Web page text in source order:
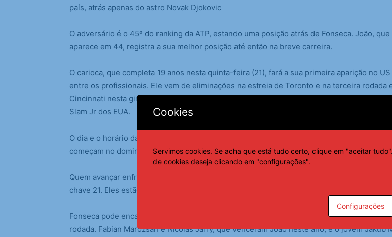
país, atrás apenas do astro Novak Djokovic
O adversário é o 45º do ranking da ATP, estando uma posição atrás de Fonseca. João, que
aparece em 44, registra a sua melhor posição até então na breve carreira.
O carioca, que completa 19 anos nesta quinta-feira (21), fará a sua primeira aparição no US
entre os profissionais. Ele vem de eliminações na estreia de Toronto e na terceira rodada
Cincinnati nesta gira da quadra dura norte-americana. Em 2023, Fonseca foi campeão do
Slam Jr dos EUA.
O dia e o horário da partida de João ainda serão confirmados. Os jogos da primeira rodada
começam no domingo, dia 24.
Quem avançar enfrentará o vencedor do duelo entre Luca Nardi e Tomas Machac, cabeça
chave 21. Eles estão no quadrante de Taylor Fritz, número 4 do ranking.
Fonseca pode encarar outra sequência na nova geração ou antigos algozes se chegar na
rodada. Fabian Marozsan e Nicolas Jarry, que venceram João neste ano, e o jovem Jakub
Cookies
Servimos cookies. Se acha que está tudo certo, clique em "aceitar
de cookies deseja clicando em "configurações".
Configurações